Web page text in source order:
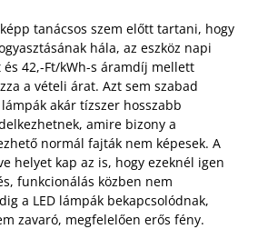
tanácsos szem előtt tartani, hogy
hála, az eszköz napi
42,-Ft/kWh-s áramdíj mellett
a vételi árat. Azt sem szabad
akár tízszer hosszabb
amire bizony a
normál fajták nem képesek. A
helyet kap az is, hogy ezeknél igen
funkcionálás közben nem
a LED lámpák bekapcsolódnak,
zavaró, megfelelően erős fény.